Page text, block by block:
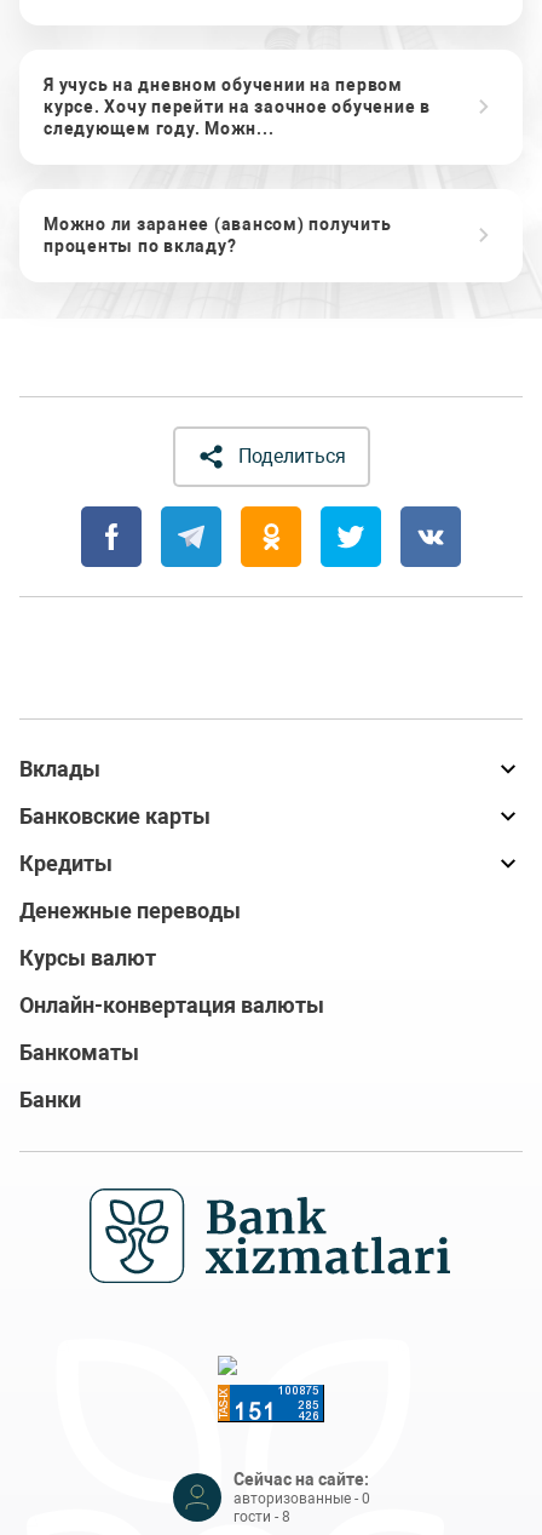
Я учусь на дневном обучении на первом
курсе. Хочу перейти на заочное обучение в
следующем году. Можн...
Можно ли заранее (авансом) получить
проценты по вкладу?
Поделиться
Вклады
Банковские карты
Кредиты
Денежные переводы
Курсы валют
Онлайн-конвертация валюты
Банкоматы
Банки
Сейчас на сайте:
авторизованные - 0
гости - 8